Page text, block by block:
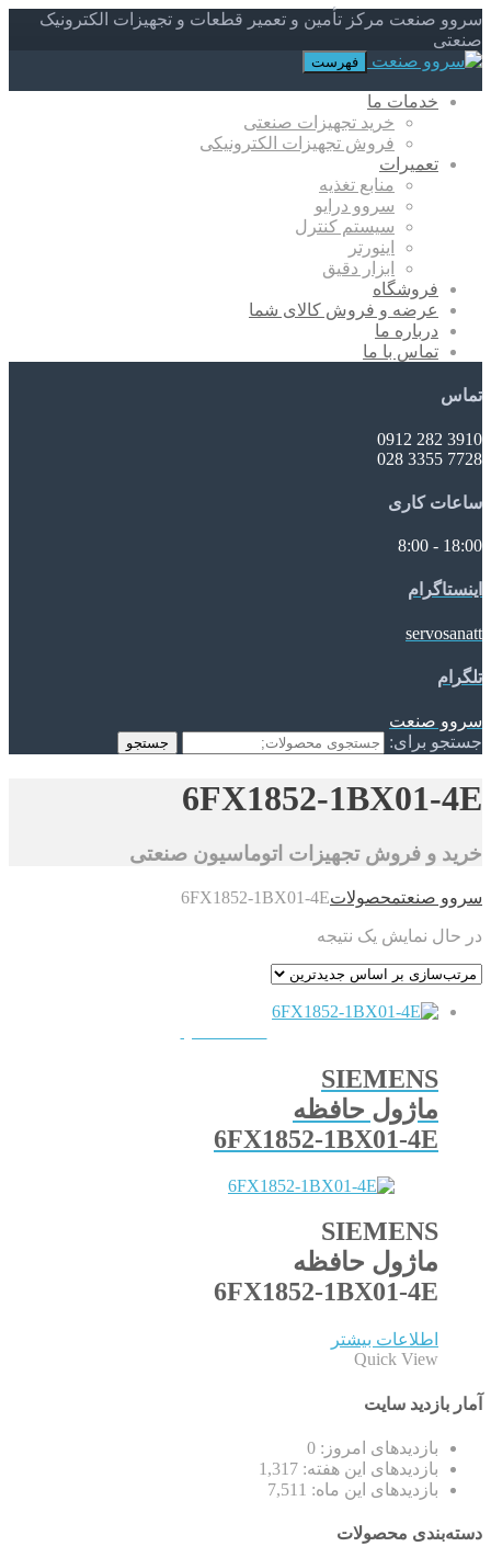
سروو صنعت مرکز تأمین و تعمیر قطعات و تجهیزات الکترونیک
صنعتی
فهرست
خدمات ما
خرید تجهیزات صنعتی
فروش تجهیزات الکترونیکی
تعمیرات
منابع تغذیه
سروو درایو
سیستم کنترل
اینورتر
ابزار دقیق
فروشگاه
عرضه و فروش کالای شما
درباره ما
تماس با ما
تماس
3910 282 0912
7728 3355 028
ساعات کاری
18:00 - 8:00
اینستاگرام
servosanatt
تلگرام
سروو صنعت
جستجو برای:
جستجو
6FX1852-1BX01-4E
خرید و فروش تجهیزات اتوماسیون صنعتی
سروو صنعتمحصولات6FX1852-1BX01-4E
در حال نمایش یک نتیجه
SIEMENS
ماژول حافظه
6FX1852-1BX01-4E
SIEMENS
ماژول حافظه
6FX1852-1BX01-4E
اطلاعات بیشتر
Quick View
آمار بازدید سایت
بازدیدهای امروز: 0
بازدیدهای این هفته: 1,317
بازدیدهای این ماه: 7,511
دسته‌بندی محصولات